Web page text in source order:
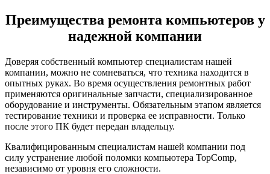
Преимущества ремонта компьютеров у
надежной компании
Доверяя собственный компьютер специалистам нашей
компании, можно не сомневаться, что техника находится в
опытных руках. Во время осуществления ремонтных работ
применяются оригинальные запчасти, специализированное
оборудование и инструменты. Обязательным этапом является
тестирование техники и проверка ее исправности. Только
после этого ПК будет передан владельцу.
Квалифицированным специалистам нашей компании под
силу устранение любой поломки компьютера TopComp,
независимо от уровня его сложности.